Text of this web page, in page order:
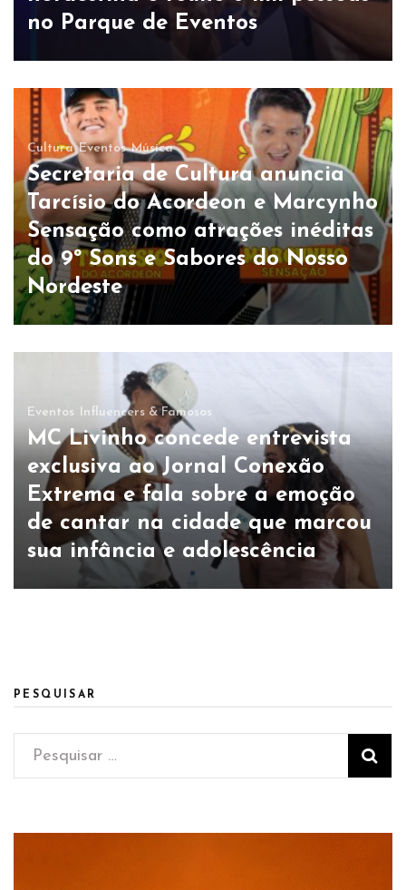
no Parque de Eventos
Cultura Eventos Música
Secretaria de Cultura anuncia
Tarcísio do Acordeon e Marcynho
Sensação como atrações inéditas
do 9º Sons e Sabores do Nosso
Nordeste
Eventos Influencers & Famosos
MC Livinho concede entrevista
exclusiva ao Jornal Conexão
Extrema e fala sobre a emoção
de cantar na cidade que marcou
sua infância e adolescência
PESQUISAR
Pesquisar
por: